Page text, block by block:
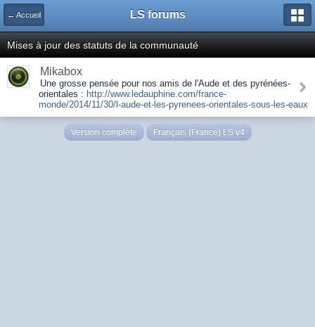
← Accueil LS forums
Mises à jour des statuts de la communauté
Mikabox
Une grosse pensée pour nos amis de l'Aude et des pyrénées-
orientales : http://www.ledauphine.com/france-
monde/2014/11/30/l-aude-et-les-pyrenees-orientales-sous-les-eaux
Version complète Français (France) LS v4